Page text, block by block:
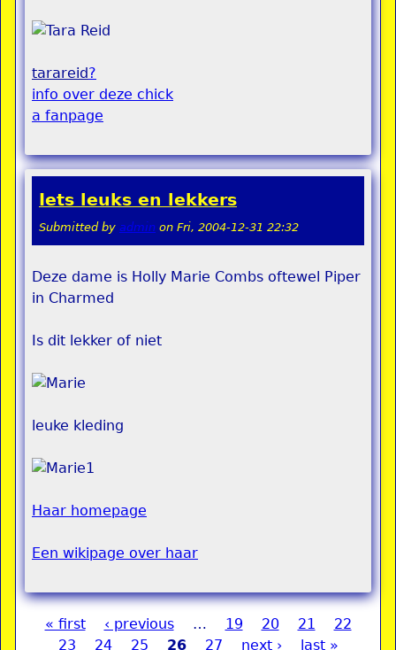
tarareid?
info over deze chick
a fanpage
Iets leuks en lekkers
Submitted by admin on Fri, 2004-12-31 22:32
Deze dame is Holly Marie Combs oftewel Piper
in Charmed
Is dit lekker of niet
leuke kleding
Haar homepage
Een wikipage over haar
Pages
« first ‹ previous … 19 20 21
22
23
24 25 26 27 next › last »